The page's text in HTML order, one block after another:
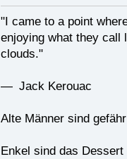
"I came to a point
enjoying what they call
clouds."
— Jack Kerouac
Alte Männer sind
Enkel sind das Dessert